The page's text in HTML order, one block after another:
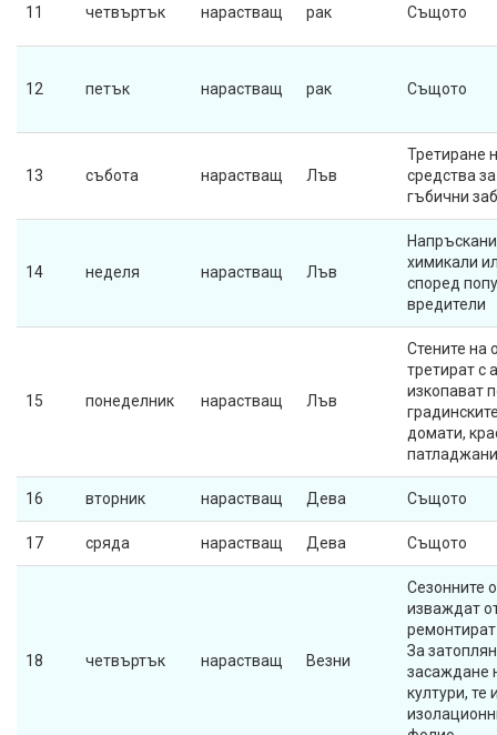
11 четвъртък нарастващ рак Същото
12 петък нарастващ рак Същото
13 събота нарастващ Лъв
Третиране
средства
гъбични
14 неделя нарастващ Лъв
химикали
според
вредители
15 понеделник нарастващ Лъв
Стените на
третират с
изкопават
домати,
16 вторник нарастващ Дева Същото
17 сряда нарастващ Дева Същото
18 четвъртък нарастващ Везни
Сезонните
изваждат
За
засаждане
култури, те